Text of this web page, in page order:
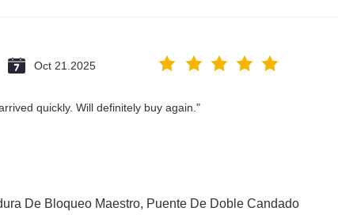
Oct 21.2025
quickly. Will definitely buy again."
De Bloqueo Maestro, Puente De Doble Candado